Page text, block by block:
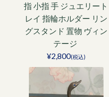
指 小指 手 ジュエリート
レイ 指輪ホルダー リン
グスタンド 置物 ヴィン
テージ
¥2,800(税込)